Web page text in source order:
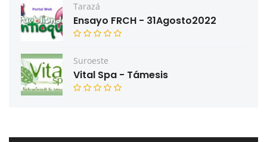
Tarazá
Ensayo FRCH - 31Agosto2022
Suroeste
Vital Spa - Támesis